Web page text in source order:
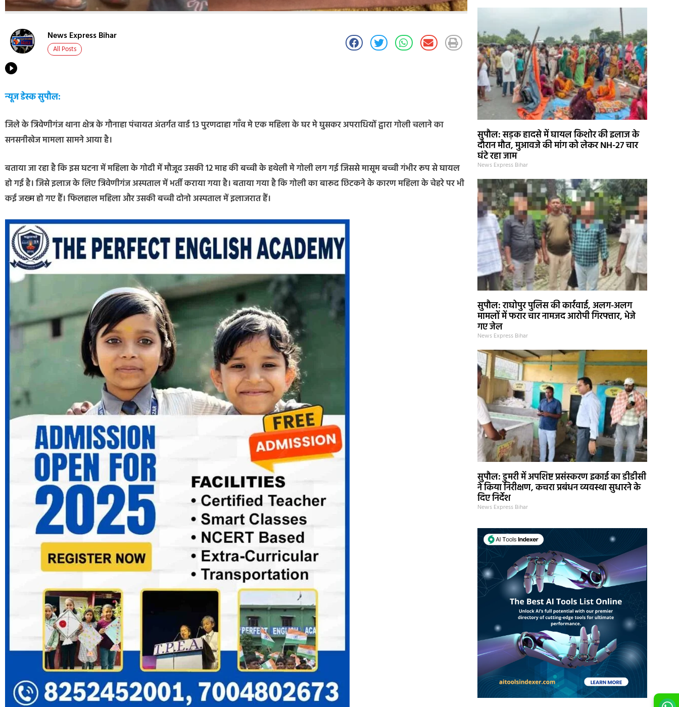
News Express Bihar
All Posts
न्यूज डेस्क सुपौल:
जिले के त्रिवेणीगंज थाना क्षेत्र के गौनाहा पंचायत अंतर्गत वार्ड 13 पुरणदाहा गाँव मे एक महिला के घर मे घुसकर अपराधियों द्वारा गोली चलाने का
सनसनीखेज मामला सामने आया है।
बताया जा रहा है कि इस घटना में महिला के गोदी में मौजूद उसकी 12 माह की बच्ची के हथेली मे गोली लग गई जिससे मासूम बच्ची गंभीर रूप से घायल
हो गई है। जिसे इलाज के लिए त्रिवेणीगंज अस्पताल में भर्ती कराया गया है। बताया गया है कि गोली का बारूद छिटकने के कारण महिला के चेहरे पर भी
कई जख्म हो गए हैं। फिलहाल महिला और उसकी बच्ची दोनो अस्पताल में इलाजरात हैं।
सुपौल: सड़क हादसे में घायल किशोर की इलाज के
दौरान मौत, मुआवजे की मांग को लेकर NH-27 चार
घंटे रहा जाम
News Express Bihar
सुपौल: राघोपुर पुलिस की कार्रवाई, अलग-अलग
मामलों में फरार चार नामजद आरोपी गिरफ्तार, भेजे
गए जेल
News Express Bihar
सुपौल: डुमरी में अपशिष्ट प्रसंस्करण इकाई का डीडीसी
ने किया निरीक्षण, कचरा प्रबंधन व्यवस्था सुधारने के
दिए निर्देश
News Express Bihar